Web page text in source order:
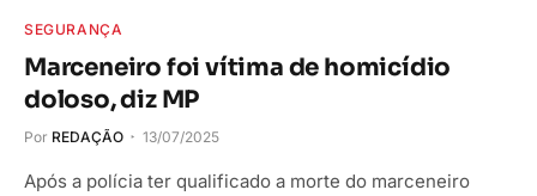
SEGURANÇA
Marceneiro foi vítima de homicídio
doloso, diz MP
Por REDAÇÃO 13/07/2025
Após a polícia ter qualificado a morte do marceneiro